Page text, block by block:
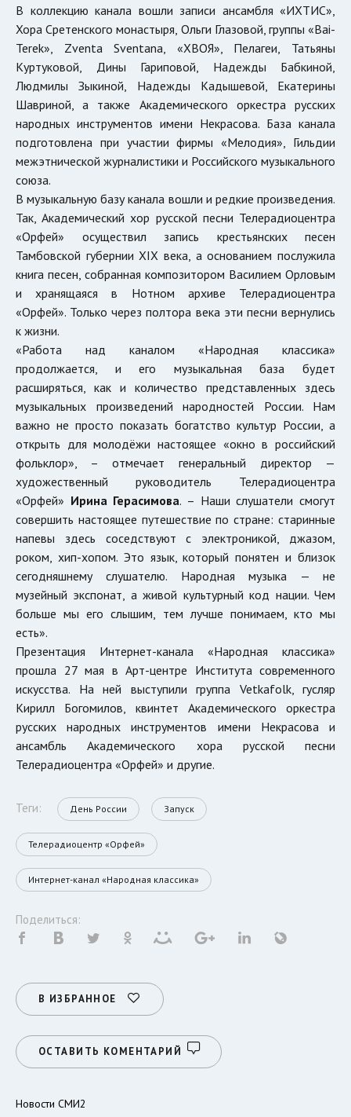
В коллекцию канала вошли записи ансамбля «ИХТИС»,
Хора Сретенского монастыря, Ольги Глазовой, группы «Bai-
Terek», Zventa Sventana, «ХВОЯ», Пелагеи, Татьяны
Куртуковой, Дины Гариповой, Надежды Бабкиной,
Людмилы Зыкиной, Надежды Кадышевой, Екатерины
Шавриной, а также Академического оркестра русских
народных инструментов имени Некрасова. База канала
подготовлена при участии фирмы «Мелодия», Гильдии
межэтнической журналистики и Российского музыкального
союза.
В музыкальную базу канала вошли и редкие произведения.
Так, Академический хор русской песни Телерадиоцентра
«Орфей» осуществил запись крестьянских песен
Тамбовской губернии XIX века, а основанием послужила
книга песен, собранная композитором Василием Орловым
и хранящаяся в Нотном архиве Телерадиоцентра
«Орфей». Только через полтора века эти песни вернулись
к жизни.
«Работа над каналом «Народная классика»
продолжается, и его музыкальная база будет
расширяться, как и количество представленных здесь
музыкальных произведений народностей России. Нам
важно не просто показать богатство культур России, а
открыть для молодёжи настоящее «окно в российский
фольклор», – отмечает генеральный директор —
художественный руководитель Телерадиоцентра
«Орфей» Ирина Герасимова. – Наши слушатели смогут
совершить настоящее путешествие по стране: старинные
напевы здесь соседствуют с электроникой, джазом,
роком, хип-хопом. Это язык, который понятен и близок
сегодняшнему слушателю. Народная музыка — не
музейный экспонат, а живой культурный код нации. Чем
больше мы его слышим, тем лучше понимаем, кто мы
есть».
Презентация Интернет-канала «Народная классика»
прошла 27 мая в Арт-центре Института современного
искусства. На ней выступили группа Vetkafolk, гусляр
Кирилл Богомилов, квинтет Академического оркестра
русских народных инструментов имени Некрасова и
ансамбль Академического хора русской песни
Телерадиоцентра «Орфей» и другие.
Теги: День России Запуск
Телерадиоцентр «Орфей»
Интернет-канал «Народная классика»
Поделиться:
В ИЗБРАННОЕ
ОСТАВИТЬ КОМЕНТАРИЙ
Новости СМИ2